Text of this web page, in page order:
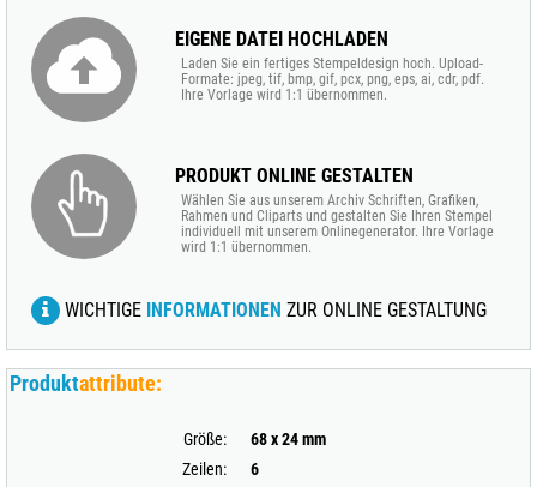
EIGENE DATEI HOCHLADEN
Laden Sie ein fertiges Stempeldesign hoch. Upload-
Formate: jpeg, tif, bmp, gif, pcx, png, eps, ai, cdr, pdf.
Ihre Vorlage wird 1:1 übernommen.
PRODUKT ONLINE GESTALTEN
Wählen Sie aus unserem Archiv Schriften, Grafiken,
Rahmen und Cliparts und gestalten Sie Ihren Stempel
individuell mit unserem Onlinegenerator. Ihre Vorlage
wird 1:1 übernommen.
WICHTIGE INFORMATIONEN ZUR ONLINE GESTALTUNG
Produktattribute:
Größe:
68 x 24 mm
Zeilen:
6